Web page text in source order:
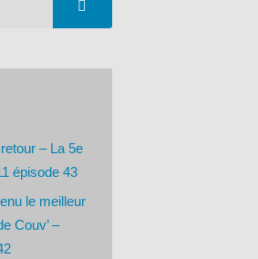
– La 5e
épisode 43
le meilleur
Couv’ –